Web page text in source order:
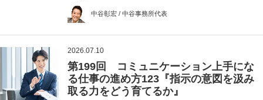
中谷彰宏 / 中谷事務所代表
2026.07.10
第199回 コミュニケーション上手にな
る仕事の進め方123『指示の意図を汲み
取る力をどう育てるか』